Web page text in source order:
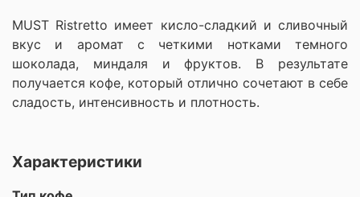
MUST Ristretto имеет кисло-сладкий и сливочный
вкус и аромат с четкими нотками темного
шоколада, миндаля и фруктов. В результате
получается кофе, который отлично сочетают в себе
сладость, интенсивность и плотность.
Характеристики